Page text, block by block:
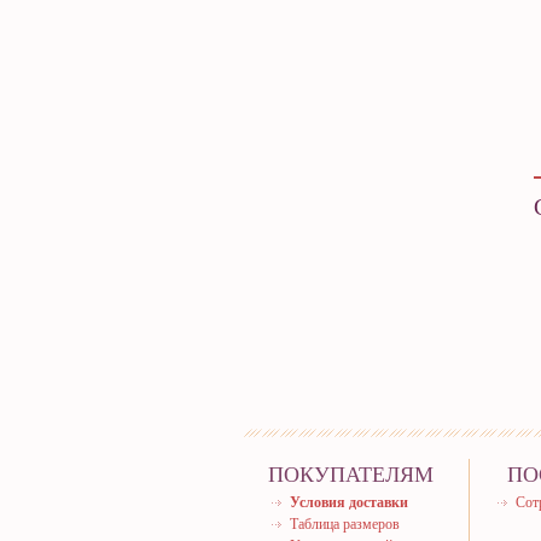
ПОКУПАТЕЛЯМ
Условия доставки
Таблица размеров